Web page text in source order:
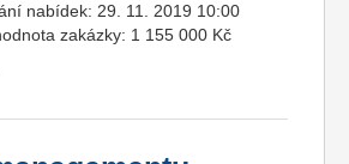
nabídek: 29. 11. 2019 10:00
zakázky: 1 155 000 Kč